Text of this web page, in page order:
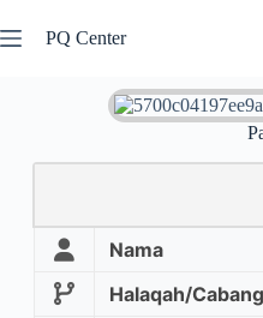
PQ Center
Nama
Halaqah/Cabang